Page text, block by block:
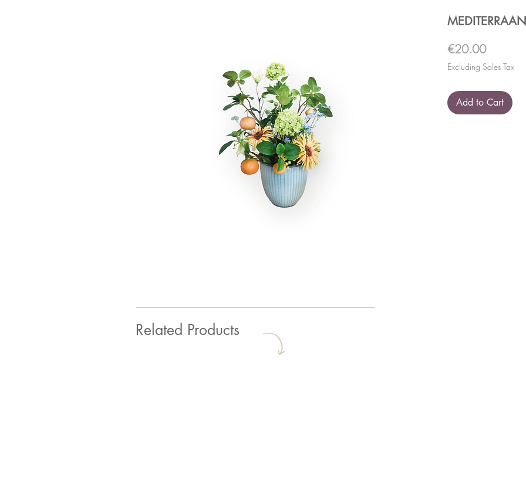
€20.00Price
Excluding Sales Tax
Add to Cart
Related Products